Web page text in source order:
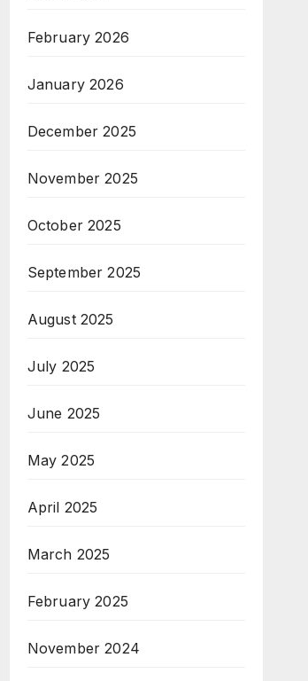
February 2026
January 2026
December 2025
November 2025
October 2025
September 2025
August 2025
July 2025
June 2025
May 2025
April 2025
March 2025
February 2025
November 2024